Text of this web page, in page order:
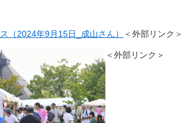
（2024年9月15日_成山さん） ＜外部リンク＞
＜外部リンク＞